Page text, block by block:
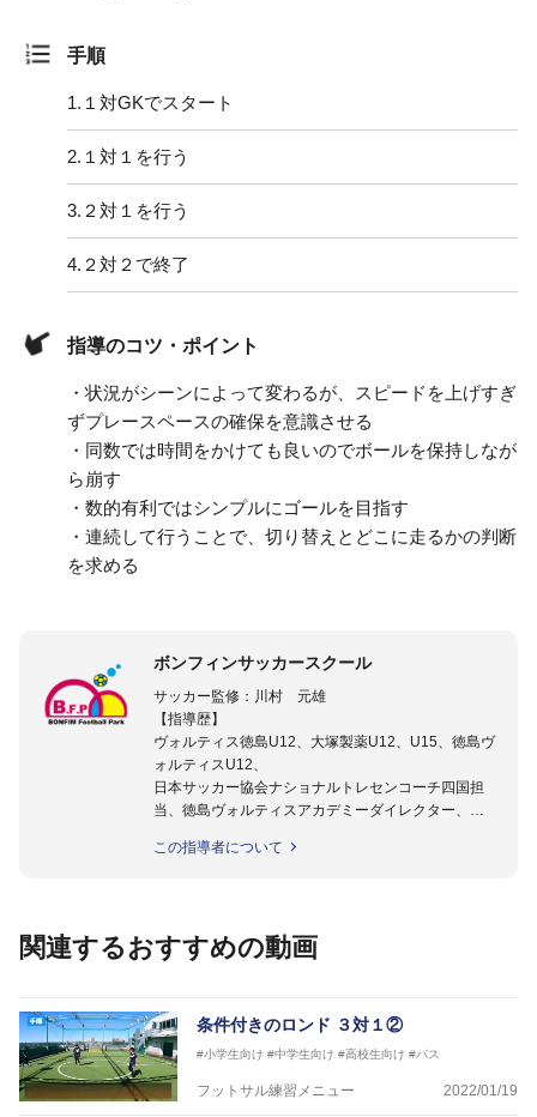
手順
1. １対GKでスタート
2. １対１を行う
3. ２対１を行う
4. ２対２で終了
指導のコツ・ポイント
・状況がシーンによって変わるが、スピードを上げすぎ
ずプレースペースの確保を意識させる
・同数では時間をかけても良いのでボールを保持しなが
ら崩す
・数的有利ではシンプルにゴールを目指す
・連続して行うことで、切り替えとどこに走るかの判断
を求める
ボンフィンサッカースクール
サッカー監修：川村 元雄
【指導歴】
ヴォルティス徳島U12、大塚製薬U12、U15、徳島ヴ
ォルティスU12、
日本サッカー協会ナショナルトレセンコーチ四国担
当、徳島ヴォルティスアカデミーダイレクター、
日本サッカー協会公認B級養成講習会インストラクタ
協会公認キッズリーダーチーフインストラクター
【指導歴】
FリーグU23選抜監督、ミャンマー女子フットサル代
表監督
日本サッカー協会フットサルインストラクター、AFC
（アジアサッカー連盟）フットサルインストラクター
この指導者について
関連するおすすめの動画
条件付きのロンド ３対１②
#小学生向け #中学生向け #高校生向け #パス
フットサル練習メニュー 2022/01/19